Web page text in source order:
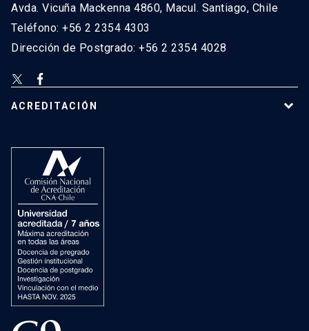
Avda. Vicuña Mackenna 4860, Macul. Santiago, Chile
Teléfono: +56 2 2354 4303
Dirección de Postgrado: +56 2 2354 4028
ACREDITACIÓN